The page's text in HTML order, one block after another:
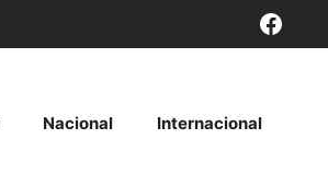
Nacional Internacional